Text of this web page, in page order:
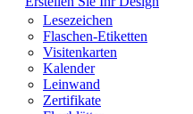
Lesezeichen
Flaschen-Etiketten
Visitenkarten
Kalender
Leinwand
Zertifikate